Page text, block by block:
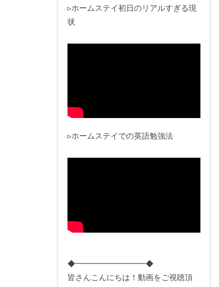
▹ホームステイ初日のリアルすぎる現
状
▹ホームステイでの英語勉強法
◆━━━━━━━━━◆
皆さんこんにちは！動画をご視聴頂